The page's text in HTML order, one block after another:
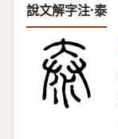
說文解字注·泰